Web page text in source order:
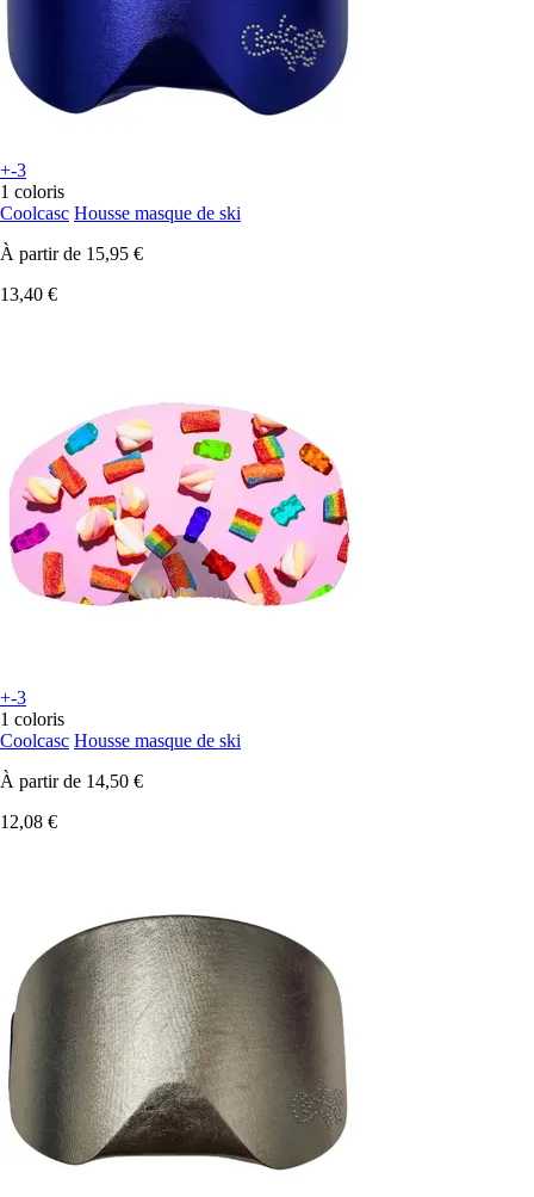
+-3
1 coloris
Coolcasc Housse masque de ski
À partir de 15,95 €
13,40 €
+-3
1 coloris
Coolcasc Housse masque de ski
À partir de 14,50 €
12,08 €